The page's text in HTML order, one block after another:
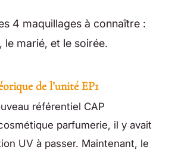
4 maquillages à connaître :
le marié, et le soirée.
de l’unité EP1
référentiel CAP
parfumerie, il y avait
UV à passer. Maintenant, le